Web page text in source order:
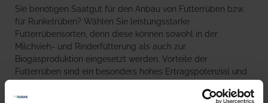
Sie benötigen Saatgut für den Anbau von Futterrüben bzw.
für Runkelrüben? Wählen Sie leistungsstarke
Futterrübensorten, denn diese können sowohl in der
Milchvieh- und Rinderfütterung als auch zur
Biogasproduktion eingesetzt werden. Vorteile der
Futterrüben sind ein besonders hohes Ertragspotenzial und
möglich ist.